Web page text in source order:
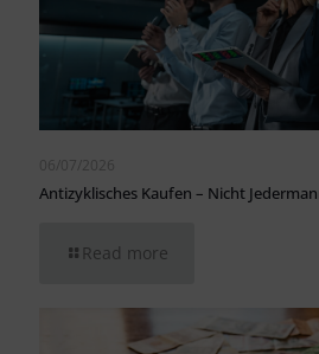
06/07/2026
Antizyklisches Kaufen – Nicht
Read more